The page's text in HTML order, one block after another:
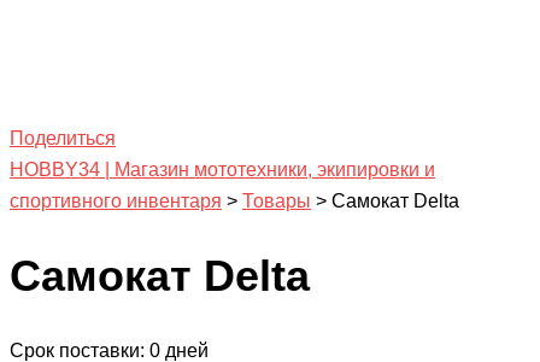
Поделиться
HOBBY34 | Магазин мототехники, экипировки и
спортивного инвентаря > Товары > Самокат Delta
Самокат Delta
Срок поставки: 0 дней